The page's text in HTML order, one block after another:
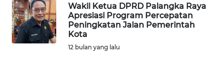
Wakil Ketua DPRD Palangka Raya
Apresiasi Program Percepatan
Peningkatan Jalan Pemerintah
Kota
12 bulan yang lalu
WN
SIMALUNGUN
WN